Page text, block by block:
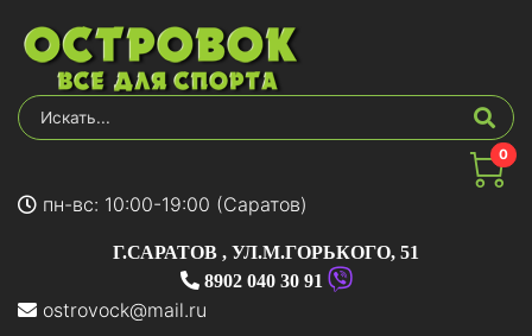
0
пн-вс: 10:00-19:00 (Саратов)
Г.САРАТОВ , УЛ.М.ГОРЬКОГО, 51
8902 040 30 91
ostrovock@mail.ru